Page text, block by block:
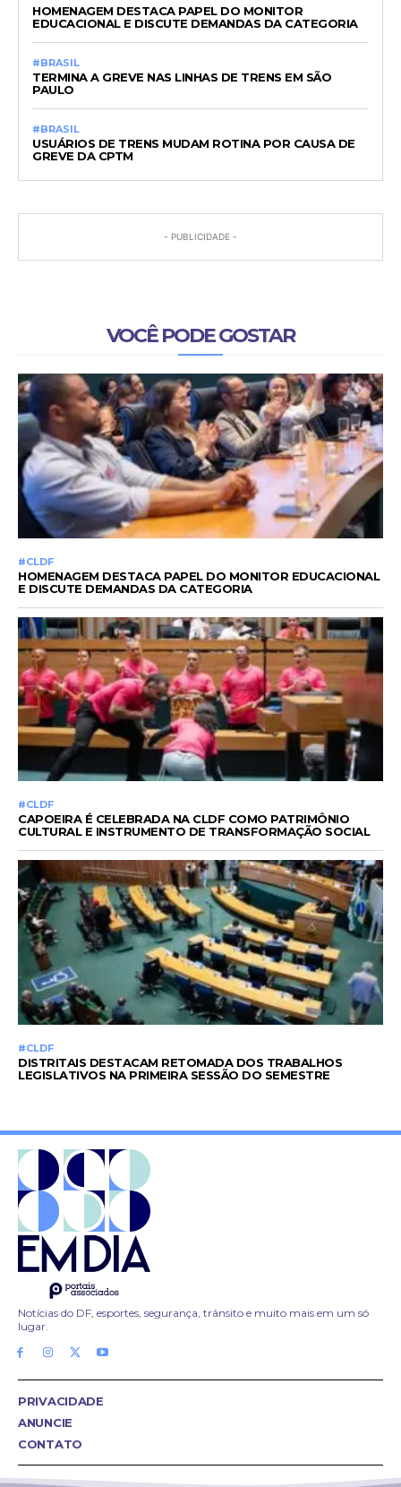
HOMENAGEM DESTACA PAPEL DO MONITOR
EDUCACIONAL E DISCUTE DEMANDAS DA CATEGORIA
#BRASIL
TERMINA A GREVE NAS LINHAS DE TRENS EM SÃO
PAULO
#BRASIL
USUÁRIOS DE TRENS MUDAM ROTINA POR CAUSA DE
GREVE DA CPTM
- PUBLICIDADE -
VOCÊ PODE GOSTAR
#CLDF
HOMENAGEM DESTACA PAPEL DO MONITOR EDUCACIONAL
E DISCUTE DEMANDAS DA CATEGORIA
#CLDF
CAPOEIRA É CELEBRADA NA CLDF COMO PATRIMÔNIO
CULTURAL E INSTRUMENTO DE TRANSFORMAÇÃO SOCIAL
#CLDF
DISTRITAIS DESTACAM RETOMADA DOS TRABALHOS
LEGISLATIVOS NA PRIMEIRA SESSÃO DO SEMESTRE
Notícias do DF, esportes, segurança, trânsito e muito mais em um só
lugar.
PRIVACIDADE
ANUNCIE
CONTATO